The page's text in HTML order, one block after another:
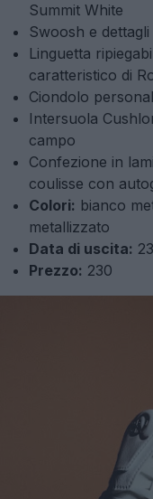
Summit White
Swoosh e
Linguetta
caratteristico di
Ciondolo
Intersuola
campo
Confezione in
coulisse con
Colori: bianco
metallizzato
Data di uscita:
Prezzo: 230